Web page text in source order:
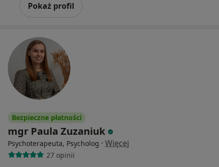
Pokaż profil
Bezpieczne płatności
mgr Paula Zuzaniuk
Psychoterapeuta, Psycholog · Więcej
27 opinii